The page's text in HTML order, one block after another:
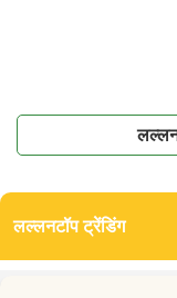
लल्लनटॉप ट्रेंडिंग